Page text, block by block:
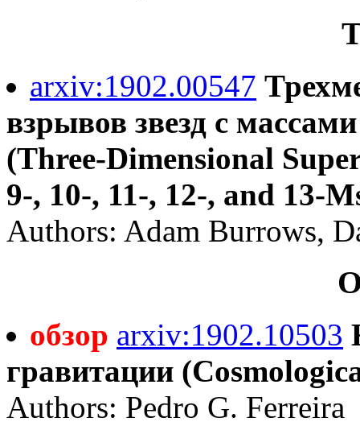
arxiv:1902.00547
взрывов звезд с
(Three-Dimensional
9-, 10-, 11-, 12-, and 13-
Authors: Adam Burrows,
обзор arxiv:1902.10503
гравитации
Authors: Pedro G. Ferreira